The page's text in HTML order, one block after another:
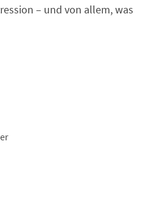
– und von allem, was